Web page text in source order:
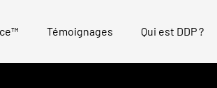
Témoignages Qui est DDP ?
R